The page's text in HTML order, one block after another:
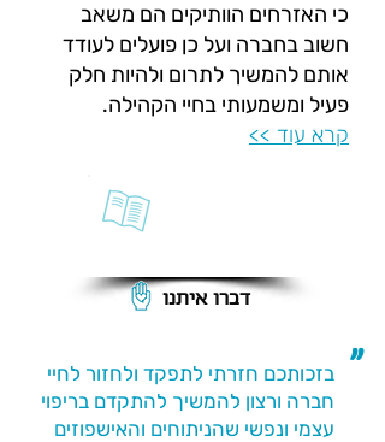
כי האזרחים הוותיקים הם משאב
חשוב בחברה ועל כן פועלים לעודד
אותם להמשיך לתרום ולהיות חלק
פעיל ומשמעותי בחיי הקהילה.
קרא עוד >>
דברו איתנו
בזכותכם חזרתי לתפקד ולחזור לחיי
חברה ורצון להמשיך להתקדם בריפוי
עצמי ונפשי שהניתוחים והאישפוזים
"